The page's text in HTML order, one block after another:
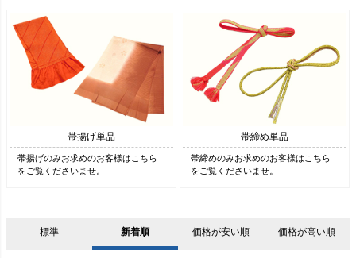
チェック・格子
橙 黄・黄土色 クリーム 緑・うぐいす
青・紺 紫・藤色 金・銀 多色使い
帯揚げ単品
帯揚げのみお求めのお客様はこちら
をご覧くださいませ。
帯締め単品
帯締めのみお求めのお客様はこちら
をご覧くださいませ。
標準 新着順 価格が安い順 価格が高い順